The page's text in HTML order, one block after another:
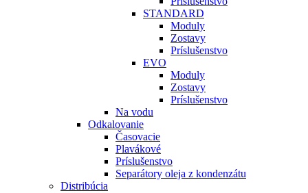
STANDARD
Moduly
Zostavy
Príslušenstvo
EVO
Moduly
Zostavy
Príslušenstvo
Na vodu
Odkalovanie
Časovacie
Plavákové
Príslušenstvo
Separátory oleja z kondenzátu
Distribúcia